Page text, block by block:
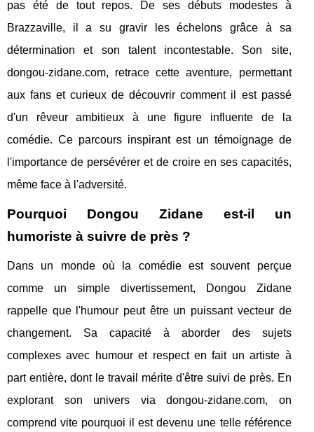
pas été de tout repos. De ses débuts modestes à
Brazzaville, il a su gravir les échelons grâce à sa
détermination et son talent incontestable. Son site,
dongou-zidane.com, retrace cette aventure, permettant
aux fans et curieux de découvrir comment il est passé
d'un rêveur ambitieux à une figure influente de la
comédie. Ce parcours inspirant est un témoignage de
l'importance de persévérer et de croire en ses capacités,
même face à l'adversité.
Pourquoi Dongou Zidane est-il un
humoriste à suivre de près ?
Dans un monde où la comédie est souvent perçue
comme un simple divertissement, Dongou Zidane
rappelle que l'humour peut être un puissant vecteur de
changement. Sa capacité à aborder des sujets
complexes avec humour et respect en fait un artiste à
part entière, dont le travail mérite d'être suivi de près. En
explorant son univers via dongou-zidane.com, on
comprend vite pourquoi il est devenu une telle référence